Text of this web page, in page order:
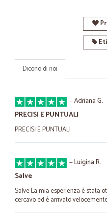
Dicono di noi
—Adriana G.
PRECISI E PUNTUALI
PRECISI E PUNTUALI
—Luigina R.
Salve
Salve La mia esperienza è stata
cercavo ed è arrivato